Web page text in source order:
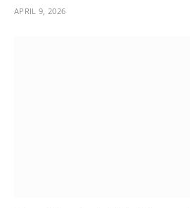
APRIL 9, 2026